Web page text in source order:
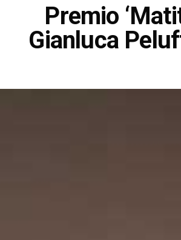
Premio
Gianluca